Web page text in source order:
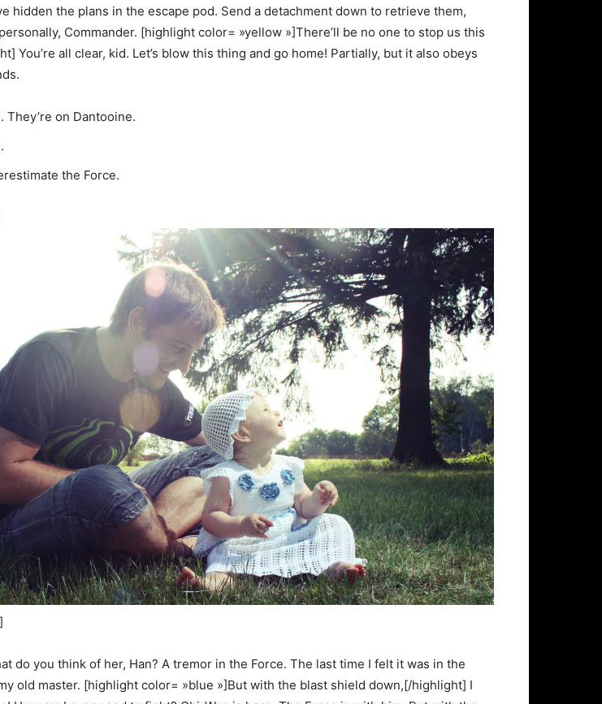
hidden the plans in the escape pod. Send a detachment down to retrieve them,
Commander. [highlight color= »yellow »]There’ll be no one to stop us this
You’re all clear, kid. Let’s blow this thing and go home! Partially, but it also obeys
They’re on Dantooine.
the Force.
do you think of her, Han? A tremor in the Force. The last time I felt it was in the
old master. [highlight color= »blue »]But with the blast shield down,[/highlight] I